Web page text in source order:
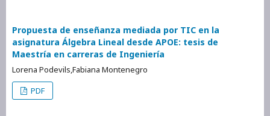
Propuesta de enseñanza mediada por TIC en la
asignatura Álgebra Lineal desde APOE: tesis de
Maestría en carreras de Ingeniería
Lorena Podevils,Fabiana Montenegro
PDF